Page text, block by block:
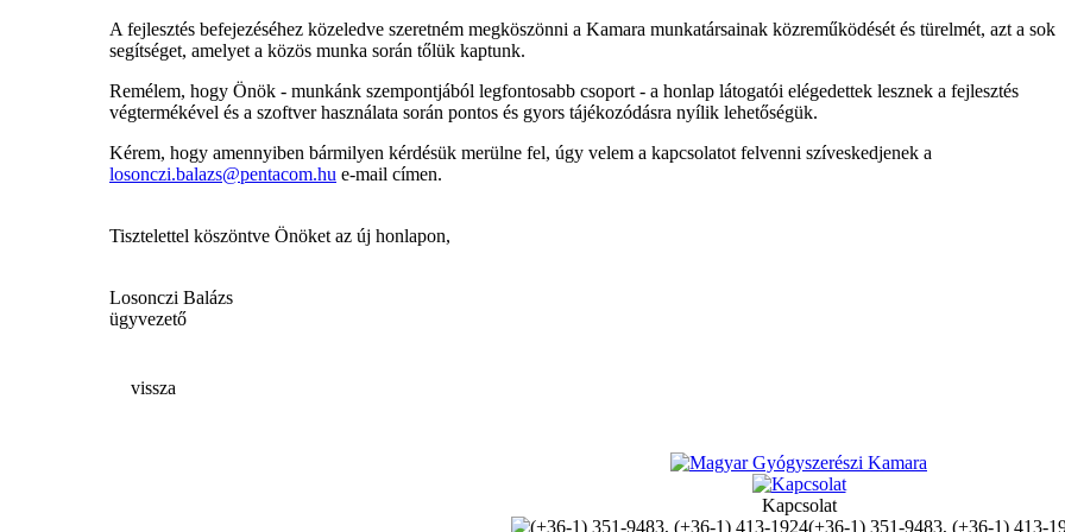
A fejlesztés befejezéséhez közeledve szeretném megköszönni a Kamara munkatársainak közreműködését és türelmét, azt a sok
segítséget, amelyet a közös munka során tőlük kaptunk.
Remélem, hogy Önök - munkánk szempontjából legfontosabb csoport - a honlap látogatói elégedettek lesznek a fejlesztés
végtermékével és a szoftver használata során pontos és gyors tájékozódásra nyílik lehetőségük.
Kérem, hogy amennyiben bármilyen kérdésük merülne fel, úgy velem a kapcsolatot felvenni szíveskedjenek a
losonczi.balazs@pentacom.hu e-mail címen.
Tisztelettel köszöntve Önöket az új honlapon,
Losonczi Balázs
ügyvezető
vissza
Kapcsolat
(+36-1) 351-9483, (+36-1) 413-